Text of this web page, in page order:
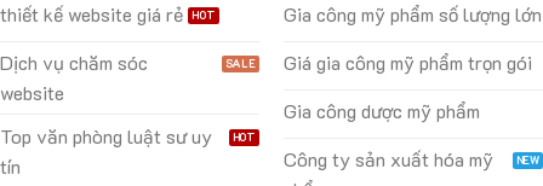
thiết kế website giá rẻ
Dịch vụ chăm sóc
website
Top văn phòng luật sư uy
tín
Gia công mỹ phẩm số lượng lớn
Giá gia công mỹ phẩm trọn gói
Gia công dược mỹ phẩm
Công ty sản xuất hóa mỹ